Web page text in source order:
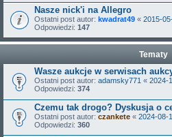
Nasze nick'i na Allegro
Ostatni post autor: kwadrat49 « 2015-
Odpowiedzi: 147
Tematy
Wasze aukcje w serwisach
Ostatni post autor: adamsky771 « 2024-
Odpowiedzi: 374
Czemu tak drogo? Dyskusja o
Ostatni post autor: czankete « 2024-08-
Odpowiedzi: 360